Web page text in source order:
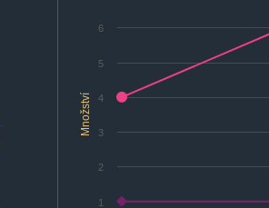
Množství
1
2
3
4
5
6